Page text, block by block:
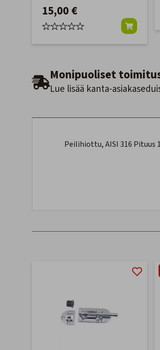
15,00 €
Monipuoliset
Lue lisää kanta-
Peilihiottu, AISI 316 Pituus